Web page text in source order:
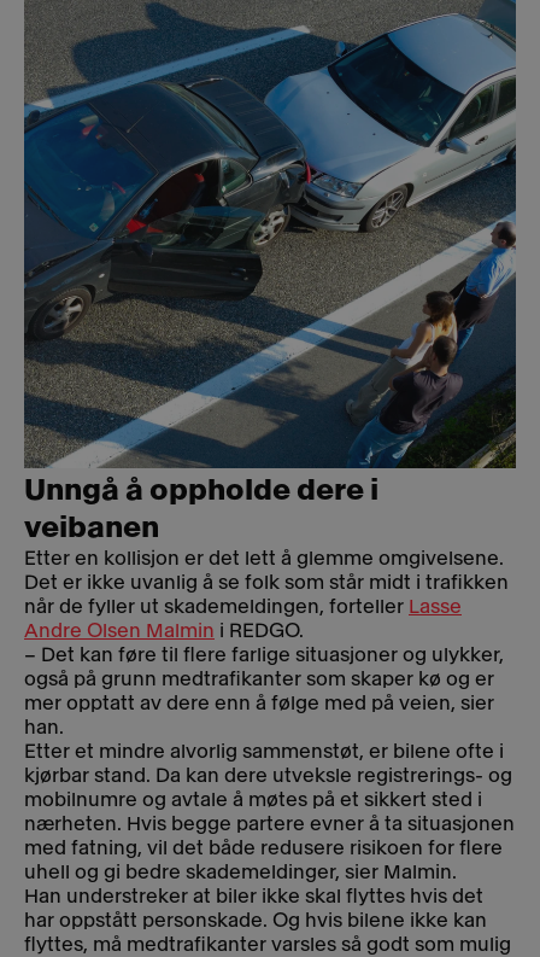
Unngå å oppholde dere i
veibanen
Etter en kollisjon er det lett å glemme omgivelsene.
Det er ikke uvanlig å se folk som står midt i trafikken
når de fyller ut skademeldingen, forteller Lasse
Andre Olsen Malmin i REDGO.
– Det kan føre til flere farlige situasjoner og ulykker,
også på grunn medtrafikanter som skaper kø og er
mer opptatt av dere enn å følge med på veien, sier
han.
Etter et mindre alvorlig sammenstøt, er bilene ofte i
kjørbar stand. Da kan dere utveksle registrerings- og
mobilnumre og avtale å møtes på et sikkert sted i
nærheten. Hvis begge partere evner å ta situasjonen
med fatning, vil det både redusere risikoen for flere
uhell og gi bedre skademeldinger, sier Malmin.
Han understreker at biler ikke skal flyttes hvis det
har oppstått personskade. Og hvis bilene ikke kan
flyttes, må medtrafikanter varsles så godt som mulig